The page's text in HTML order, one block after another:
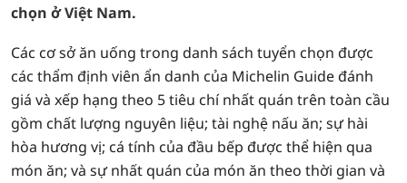
chọn ở Việt Nam.
Các cơ sở ăn uống trong danh sách tuyển chọn được
các thẩm định viên ẩn danh của Michelin Guide đánh
giá và xếp hạng theo 5 tiêu chí nhất quán trên toàn cầu
gồm chất lượng nguyên liệu; tài nghệ nấu ăn; sự hài
hòa hương vị; cá tính của đầu bếp được thể hiện qua
món ăn; và sự nhất quán của món ăn theo thời gian và